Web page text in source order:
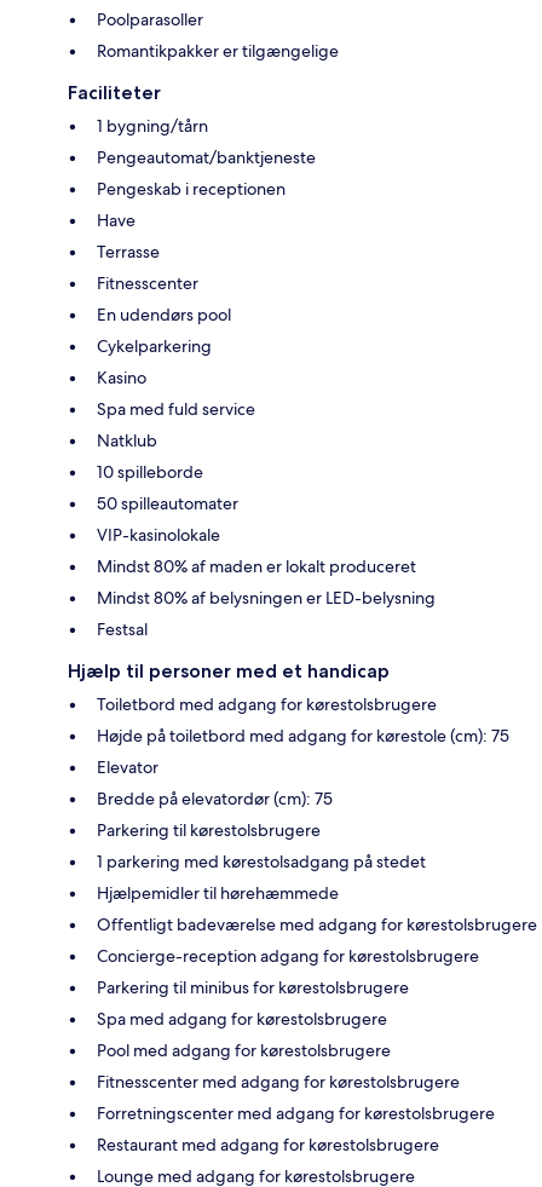
Poolparasoller
Romantikpakker er tilgængelige
Faciliteter
1 bygning/tårn
Pengeautomat/banktjeneste
Pengeskab i receptionen
Have
Terrasse
Fitnesscenter
En udendørs pool
Cykelparkering
Kasino
Spa med fuld service
Natklub
10 spilleborde
50 spilleautomater
VIP-kasinolokale
Mindst 80% af maden er lokalt produceret
Mindst 80% af belysningen er LED-belysning
Festsal
Hjælp til personer med et handicap
Toiletbord med adgang for kørestolsbrugere
Højde på toiletbord med adgang for kørestole (cm): 75
Elevator
Bredde på elevatordør (cm): 75
Parkering til kørestolsbrugere
1 parkering med kørestolsadgang på stedet
Hjælpemidler til hørehæmmede
Offentligt badeværelse med adgang for kørestolsbrugere
Concierge-reception adgang for kørestolsbrugere
Parkering til minibus for kørestolsbrugere
Spa med adgang for kørestolsbrugere
Pool med adgang for kørestolsbrugere
Fitnesscenter med adgang for kørestolsbrugere
Forretningscenter med adgang for kørestolsbrugere
Restaurant med adgang for kørestolsbrugere
Lounge med adgang for kørestolsbrugere